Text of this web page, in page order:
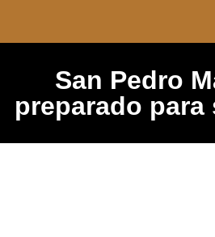
San Pedro
preparado